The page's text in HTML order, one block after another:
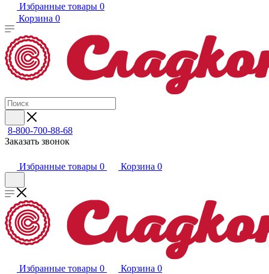
Избранные товары 0
Корзина 0
8-800-700-88-68
Заказать звонок
Избранные товары 0 Корзина 0
Избранные товары 0 Корзина 0